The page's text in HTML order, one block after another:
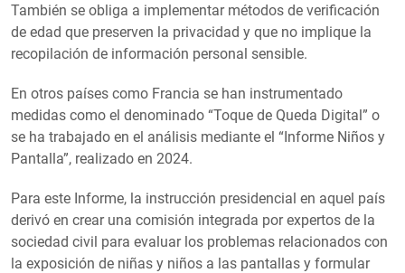
También se obliga a implementar métodos de verificación
de edad que preserven la privacidad y que no implique la
recopilación de información personal sensible.
En otros países como Francia se han instrumentado
medidas como el denominado “Toque de Queda Digital” o
se ha trabajado en el análisis mediante el “Informe Niños y
Pantalla”, realizado en 2024.
Para este Informe, la instrucción presidencial en aquel país
derivó en crear una comisión integrada por expertos de la
sociedad civil para evaluar los problemas relacionados con
la exposición de niñas y niños a las pantallas y formular